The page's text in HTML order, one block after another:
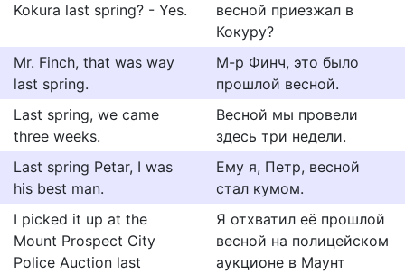
Kokura last spring? - Yes.
весной приезжал в
Кокуру?
Mr. Finch, that was way
last spring.
М-р Финч, это было
прошлой весной.
Last spring, we came
three weeks.
Весной мы провели
здесь три недели.
Last spring Petar, I was
his best man.
Ему я, Петр, весной
стал кумом.
I picked it up at the
Mount Prospect City
Police Auction last
Я отхватил её прошлой
весной на полицейском
аукционе в Маунт